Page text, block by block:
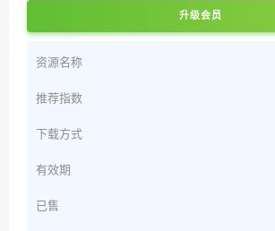
升级会员
资源名称
推荐指数
下载方式
有效期
已售